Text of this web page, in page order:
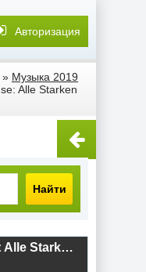
Авторизация
» Музыка 2019
Alle Starken
Найти
Die Grosse 90er Sause: Alle Starken Hits Der 90er (2019) скачать торрент